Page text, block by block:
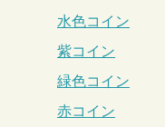
水色コイン
紫コイン
緑色コイン
赤コイン